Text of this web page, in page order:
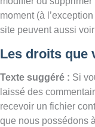
moment (à
site peuvent aussi
Les droits que
Texte suggéré : Si
laissé des
recevoir un fichier
que nous possédons